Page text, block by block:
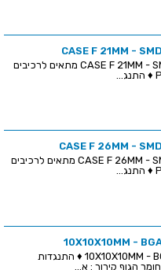
גוף קירור לרכיבים CASE F 21MM - SMD מתאים לרכיבים
גוף קירור לרכיבים CASE F 26MM - SMD מתאים לרכיבים
גוף קירור לרכיבים 10X10X10MM - BGA ♦ התנגדות